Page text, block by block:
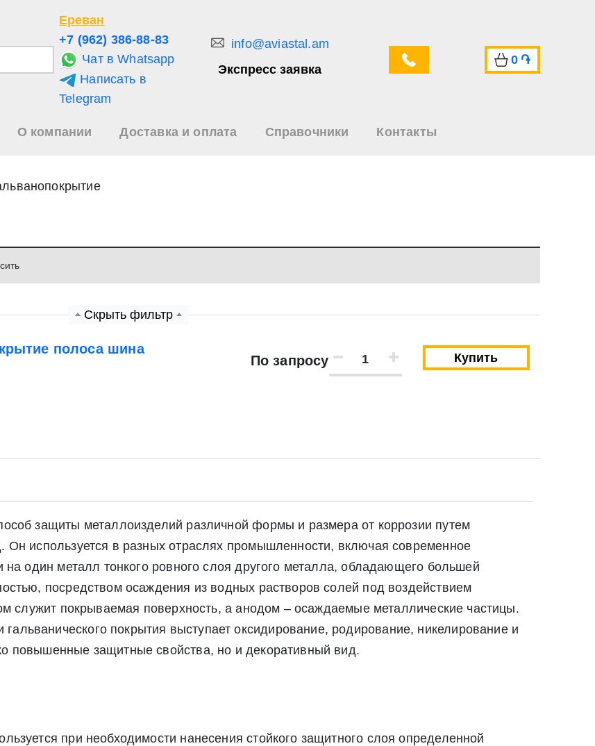
Ереван
+7 (962) 386-88-83
Чат в Whatsapp
Написать в
Telegram
info@aviastal.am
Экспресс заявка
0 ֏
О компании Доставка и оплата Справочники Контакты
Скрыть фильтр
полоса шина
По запросу Купить
защиты металлоизделий различной формы и размера от коррозии путем
Он используется в разных отраслях промышленности, включая современное
на один металл тонкого ровного слоя другого металла, обладающего большей
посредством осаждения из водных растворов солей под воздействием
служит покрываемая поверхность, а анодом – осаждаемые металлические частицы.
покрытия выступает оксидирование, родирование, никелирование и
повышенные защитные свойства, но и декоративный вид.
при необходимости нанесения стойкого защитного слоя определенной